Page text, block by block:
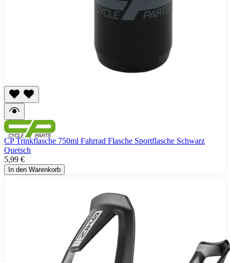
CP Trinkflasche 750ml Fahrrad Flasche Sportflasche Schwarz
Quetsch
5,99 €
In den Warenkorb